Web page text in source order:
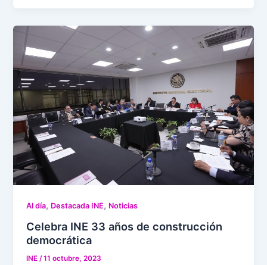
Al día, Destacada INE, Noticias
Celebra INE 33 años de construcción
democrática
INE/11 octubre, 2023